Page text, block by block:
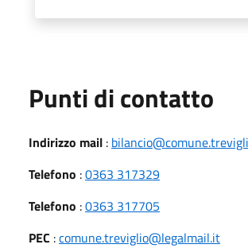
Punti di contatto
Indirizzo mail :
Telefono :0363 317329
Telefono :0363 317705
PEC :comune.treviglio@legalmail.it